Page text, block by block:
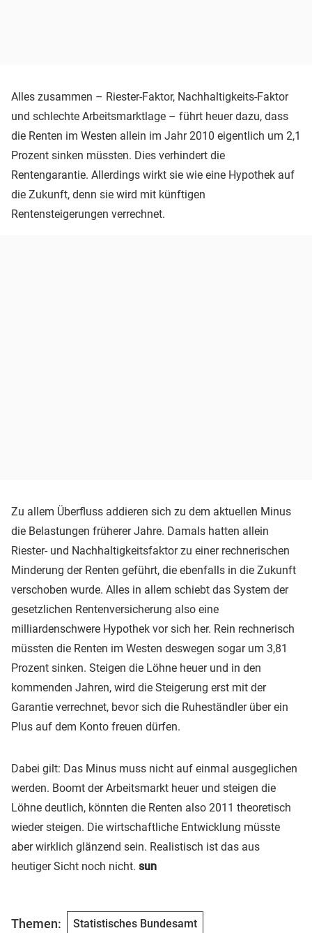
Alles zusammen – Riester-Faktor, Nachhaltigkeits-Faktor
und schlechte Arbeitsmarktlage – führt heuer dazu, dass
die Renten im Westen allein im Jahr 2010 eigentlich um 2,1
Prozent sinken müssten. Dies verhindert die
Rentengarantie. Allerdings wirkt sie wie eine Hypothek auf
die Zukunft, denn sie wird mit künftigen
Rentensteigerungen verrechnet.
Zu allem Überfluss addieren sich zu dem aktuellen Minus
die Belastungen früherer Jahre. Damals hatten allein
Riester- und Nachhaltigkeitsfaktor zu einer rechnerischen
Minderung der Renten geführt, die ebenfalls in die Zukunft
verschoben wurde. Alles in allem schiebt das System der
gesetzlichen Rentenversicherung also eine
milliardenschwere Hypothek vor sich her. Rein rechnerisch
müssten die Renten im Westen deswegen sogar um 3,81
Prozent sinken. Steigen die Löhne heuer und in den
kommenden Jahren, wird die Steigerung erst mit der
Garantie verrechnet, bevor sich die Ruheständler über ein
Plus auf dem Konto freuen dürfen.
Dabei gilt: Das Minus muss nicht auf einmal ausgeglichen
werden. Boomt der Arbeitsmarkt heuer und steigen die
Löhne deutlich, könnten die Renten also 2011 theoretisch
wieder steigen. Die wirtschaftliche Entwicklung müsste
aber wirklich glänzend sein. Realistisch ist das aus
heutiger Sicht noch nicht. sun
Themen: Statistisches Bundesamt